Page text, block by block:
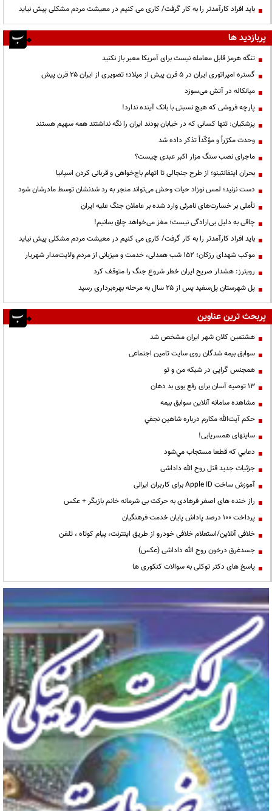
باید افراد کارآمدتر را به کار گرفت/ کاری می کنیم در معیشت مردم مشکلی پیش نیاید
پربازدید ها
تنگه هرمز قابل معامله نیست برای آمریکا معبر باز نکنید
گستره امپراتوری ایران در ۵ قرن پیش از میلاد؛ تصویری از ایران ۲۵ قرن پیش
میانکاله در آتش می‌سوزد
پارچه فروشی که هیچ نسبتی با بانک آینده ندارد!
پزشکیان: تنها کسانی که در خیابان بودند ایران را نگه نداشتند همه سهیم هستند
وحدت مکرّراً و مؤکّداً تذکر داده شد
ماجرای نصب سنگ مزار اکبر عبدی چیست؟
بحران اینفانتینو؛ از طرح جنجالی تا اتهام باج‌خواهی و قربانی کردن اسپانیا
دست نزنید؛ لمس نوزاد حیات وحش می‌تواند منجر به رد شدنشان توسط مادرشان شود
تأملی بر خسارت‌های نامرئی وارد شده بر عاملان جنگ علیه ایران
چاقی به دلیل بی‌ارادگی نیست؛ مغز می‌خواهد چاق بمانیم!
باید افراد کارآمدتر را به کار گرفت/ کاری می کنیم در معیشت مردم مشکلی پیش نیاید
موکب شهدای رزکان؛ ۱۵۲ شب همدلی، خدمت و میزبانی از مردم ولایت‌مدار شهریار
رویترز: هشدار صریح ایران خطر شروع جنگ را متوقف کرد
پل شهرستان پل‌سفید پس از ۲۵ سال به مرحله بهره‌برداری رسید
پربحث ترین عناوین
هشتمین کلان شهر ایران مشخص شد
سوابق بیمه شدگان روی سایت تامین اجتماعی
همجنس گرایی در شبکه من و تو
13 توصیه آسان برای رفع بوی بد دهان
مشاهده سامانه آنلاين سوابق بیمه
حكم آيت‌الله مكارم درباره شاهين نجفي
سایتهای همسریابی!
دعايي كه قطعا مستجاب مي‌شود
جزئیات جدید قتل روح الله داداشی
آموزش ساخت Apple ID برای کاربران ایرانی
راز خنده های اصغر فرهادی به حرکت بی شرمانه خانم بازیگر + عکس
پرداخت ۱۰۰ درصد پاداش پایان خدمت فرهنگیان
خلافی آنلاین/استعلام خلافی خودرو از طریق اینترنت، پیام کوتاه ، تلفن
جسدغرق درخون روح الله داداشی (عکس)
پاسخ های دکتر توکلی به سوالات کنکوری ها